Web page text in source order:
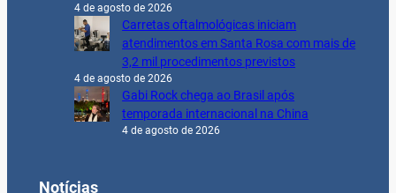
4 de agosto de 2026
Carretas oftalmológicas iniciam
atendimentos em Santa Rosa com mais de
3,2 mil procedimentos previstos
4 de agosto de 2026
Gabi Rock chega ao Brasil após
temporada internacional na China
4 de agosto de 2026
Notícias